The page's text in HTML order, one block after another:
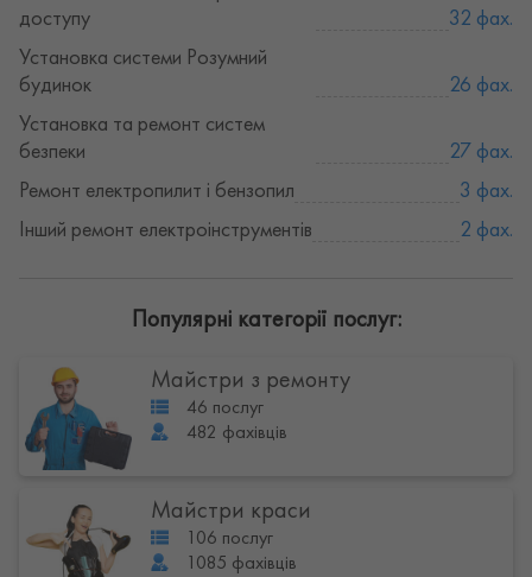
доступу
32 фах.
Установка системи Розумний
будинок
26 фах.
Установка та ремонт систем
безпеки
27 фах.
Ремонт електропилит і бензопил
3 фах.
Інший ремонт електроінструментів
2 фах.
Популярні категорії послуг:
Майстри з ремонту
46 послуг
482 фахівців
Майстри краси
106 послуг
1085 фахівців